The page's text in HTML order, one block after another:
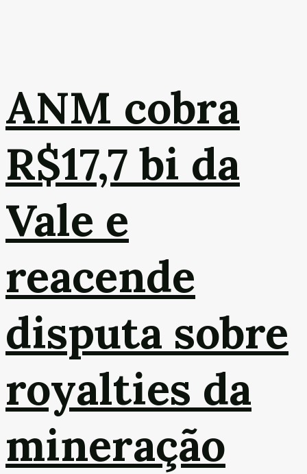
ANM cobra
R$17,7 bi da
Vale e
reacende
disputa sobre
royalties da
mineração